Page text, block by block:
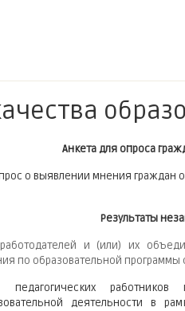
Анкета для опроса
о выявлении мнения граждан
Результаты
работодателей и (или) их
по образовательной
педагогических
деятельности в